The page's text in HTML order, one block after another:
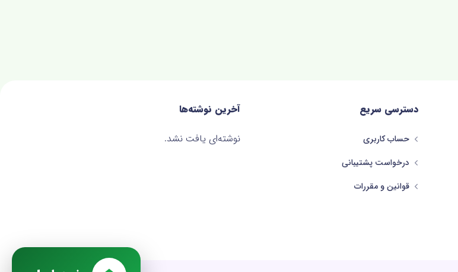
دسترسی سریع
حساب کاربری
درخواست پشتیبانی
قوانین و مقررات
آخرین نوشته‌ها
نوشته‌ای یافت نشد.